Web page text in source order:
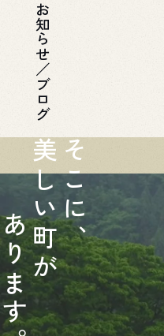
お知らせ／ブログ
そ
こ
に
、
美
し
い
町
が